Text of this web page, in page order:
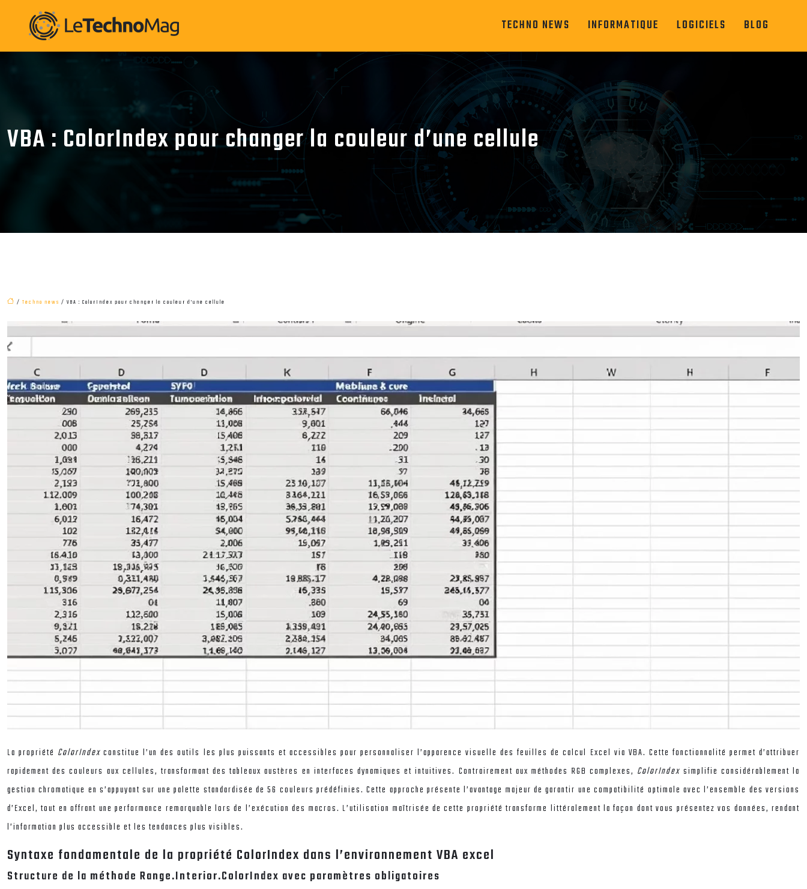
TECHNO NEWS INFORMATIQUE LOGICIELS BLOG
VBA : ColorIndex pour changer la couleur d’une cellule
/ Techno news / VBA : ColorIndex pour changer la couleur d’une cellule
La propriété ColorIndexconstitue l’un des outils les plus puissants et accessibles pour personnaliser l’apparence visuelle des feuilles de calcul Excel via VBA. Cette fonctionnalité permet d’attribuer
rapidement des couleurs aux cellules, transformant des tableaux austères en interfaces dynamiques et intuitives. Contrairement aux méthodes RGB complexes, ColorIndex simplifie considérablement la
gestion chromatique en s’appuyant sur une palette standardisée de 56 couleurs prédéfinies. Cette approche présente l’avantage majeur de garantir une compatibilité optimale avec l’ensemble des versions
d’Excel, tout en offrant une performance remarquable lors de l’exécution des macros. L’utilisation maîtrisée de cette propriété transforme littéralement la façon dont vous présentez vos données, rendant
l’information plus accessible et les tendances plus visibles.
Syntaxe fondamentale de la propriété ColorIndex dans l’environnement VBA excel
Structure de la méthode Range.Interior.ColorIndex avec paramètres obligatoires